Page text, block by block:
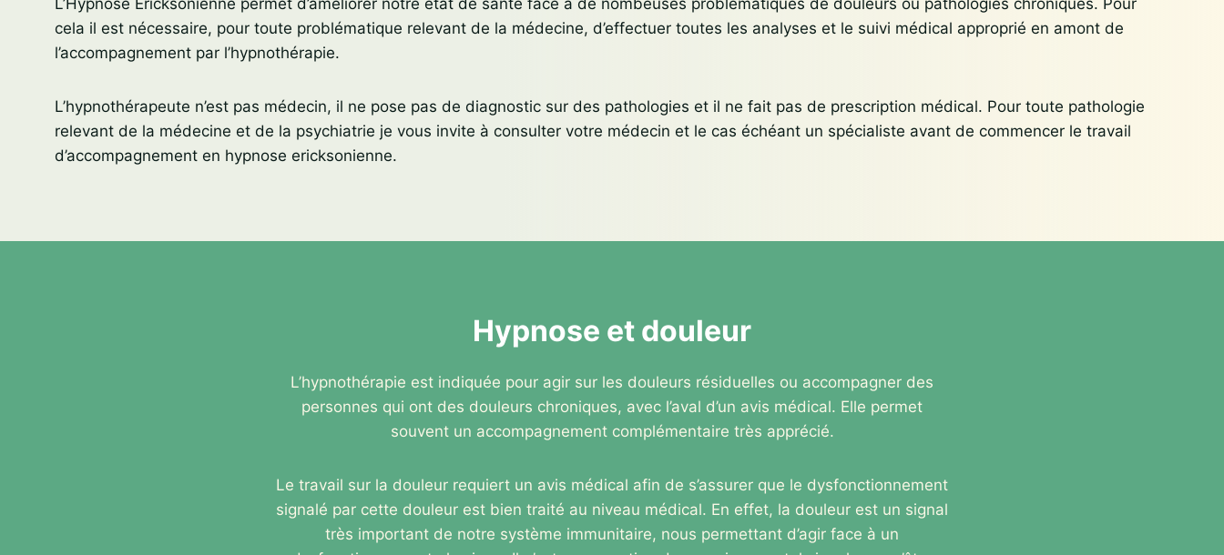
L’Hypnose Ericksonienne permet d’améliorer notre état de santé face à de nombeuses problématiques de douleurs ou pathologies chroniques. Pour
cela il est nécessaire, pour toute problématique relevant de la médecine, d’effectuer toutes les analyses et le suivi médical approprié en amont de
l’accompagnement par l’hypnothérapie.
L’hypnothérapeute n’est pas médecin, il ne pose pas de diagnostic sur des pathologies et il ne fait pas de prescription médical. Pour toute pathologie
relevant de la médecine et de la psychiatrie je vous invite à consulter votre médecin et le cas échéant un spécialiste avant de commencer le travail
d’accompagnement en hypnose ericksonienne.
Hypnose et douleur
L’hypnothérapie est indiquée pour agir sur les douleurs résiduelles ou accompagner des
personnes qui ont des douleurs chroniques, avec l’aval d’un avis médical. Elle permet
souvent un accompagnement complémentaire très apprécié.
Le travail sur la douleur requiert un avis médical afin de s’assurer que le dysfonctionnement
signalé par cette douleur est bien traité au niveau médical. En effet, la douleur est un signal
très important de notre système immunitaire, nous permettant d’agir face à un